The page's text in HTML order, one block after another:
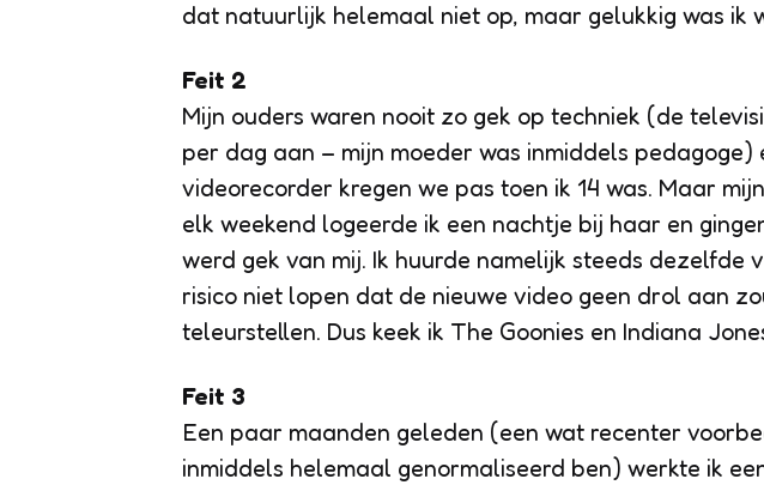
dat natuurlijk helemaal niet op, maar gelukkig was ik
Feit 2
Mijn ouders waren nooit zo gek op techniek (de
per dag aan – mijn moeder was inmiddels pedagoge)
videorecorder kregen we pas toen ik 14 was. Maar
elk weekend logeerde ik een nachtje bij haar en
werd gek van mij. Ik huurde namelijk steeds dezelfde
risico niet lopen dat de nieuwe video geen drol aan
teleurstellen. Dus keek ik The Goonies en Indiana
Feit 3
Een paar maanden geleden (een wat recenter
inmiddels helemaal genormaliseerd ben) werkte ik